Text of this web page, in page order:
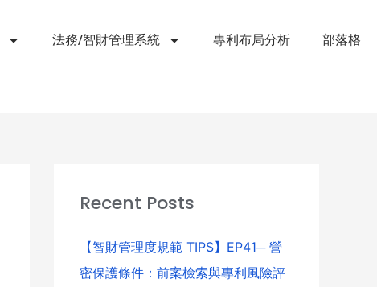
法務/智財管理系統 專利布局分析 部落格
Recent Posts
【智財管理度規範 TIPS】EP41─ 營
密保護條件：前案檢索與專利風險評